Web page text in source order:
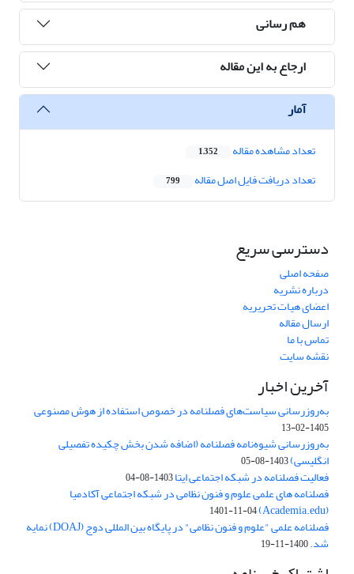
هم رسانی
ارجاع به این مقاله
آمار
تعداد مشاهده مقاله 1,352
تعداد دریافت فایل اصل مقاله 799
دسترسی سریع
صفحه اصلی
درباره نشریه
اعضای هیات تحریریه
ارسال مقاله
تماس با ما
نقشه سایت
آخرین اخبار
به‌روزرسانی سیاست‌های فصلنامه در خصوص استفاده از هوش مصنوعی
1405-02-13
به‌روزرسانی شیوه‌نامه فصلنامه (اضافه شدن بخش چکیده تفصیلی
انگلیسی)1403-08-05
فعالیت فصلنامه در شبکه اجتماعی ایتا1403-08-04
فصلنامه های علمی علوم و فنون نظامی در شبکه اجتماعی آکادمیا
(Academia.edu)
1401-11-04
فصلنامه علمی "علوم و فنون نظامی" در پایگاه بین المللی دوج (DOAJ) نمایه
شد.1400-11-19